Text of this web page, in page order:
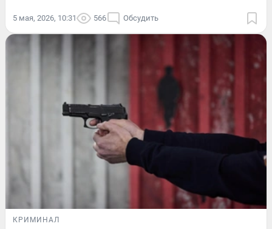
5 мая, 2026, 10:31 566 Обсудить
КРИМИНАЛ